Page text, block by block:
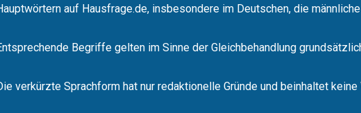
auf Hausfrage.de, insbesondere im Deutschen, die
Begriffe gelten im Sinne der Gleichbehandlung
verkürzte Sprachform hat nur redaktionelle Gründe und beinhaltet keine